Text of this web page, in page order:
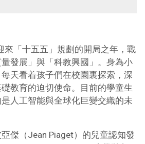
來「十五五」規劃的開局之年，戰
發展」與「科教興國」。身為小
天看着孩子們在校園裏探索，深
教育的迫切使命。目前的學童生
人工智能與全球化巨變交織的未
傑（Jean Piaget）的兒童認知發